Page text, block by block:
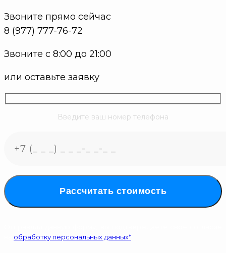
Звоните прямо сейчас
8 (977) 777-76-72
Звоните с 8:00 до 21:00
или оставьте заявку
Введите ваш номер телефона
Рассчитать стоимость
обработку персональных данных*